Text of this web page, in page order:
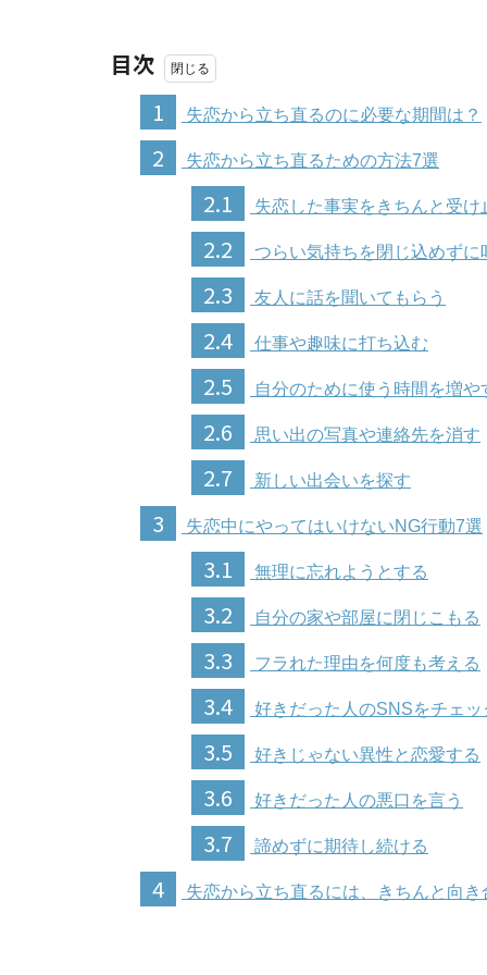
目次
1
失恋から立ち直るのに必要な期間は？
2 失恋から立ち直るための方法7選
2.1 失恋した事実をきちんと受け
2.2 つらい気持ちを閉じ込めずに
2.3 友人に話を聞いてもらう
2.4 仕事や趣味に打ち込む
2.5 自分のために使う時間を増や
2.6 思い出の写真や連絡先を消す
2.7 新しい出会いを探す
3 失恋中にやってはいけないNG行動7選
3.1 無理に忘れようとする
3.2 自分の家や部屋に閉じこもる
3.3 フラれた理由を何度も考える
3.4 好きだった人のSNSをチェッ
3.5 好きじゃない異性と恋愛する
3.6 好きだった人の悪口を言う
3.7 諦めずに期待し続ける
4 失恋から立ち直るには、きちんと向き